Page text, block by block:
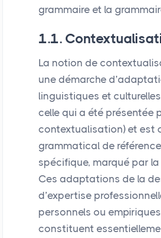
grammaire et la
1.1.
La notion de
une démarche
linguistiques et
celle qui a été présentée
contextualisation) et est
grammatical de
spécifique, marqué par
Ces adaptations de la
d’expertise
personnels ou
constituent